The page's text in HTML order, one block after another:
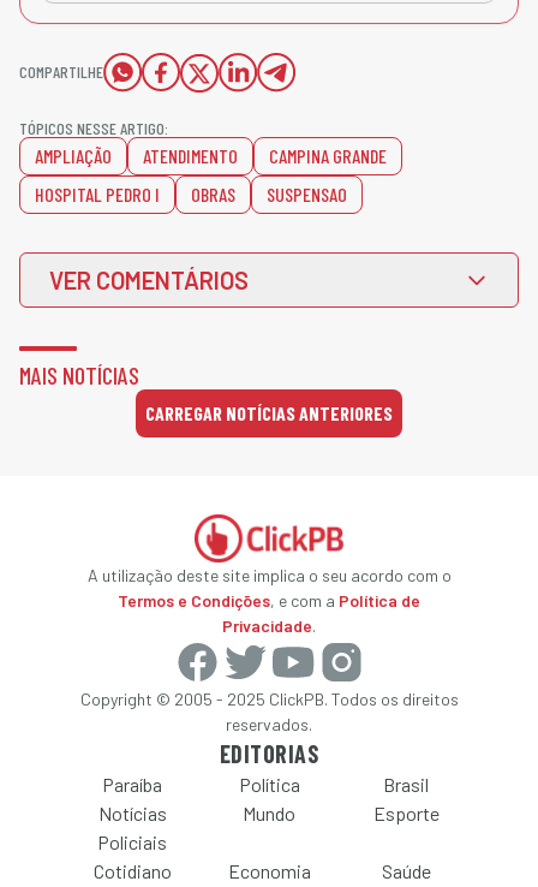
COMPARTILHE
TÓPICOS NESSE ARTIGO:
AMPLIAÇÃO ATENDIMENTO
CAMPINA GRANDE
HOSPITAL PEDRO I
OBRAS SUSPENSAO
VER COMENTÁRIOS
MAIS NOTÍCIAS
CARREGAR NOTÍCIAS ANTERIORES
A utilização deste site implica o seu acordo com o
Termos e Condições, e com a Política de
Privacidade.
Copyright © 2005 - 2025 ClickPB. Todos os direitos
reservados.
EDITORIAS
Paraíba Política
Brasil
Notícias
Policiais
Mundo Esporte
Cotidiano Economia Saúde